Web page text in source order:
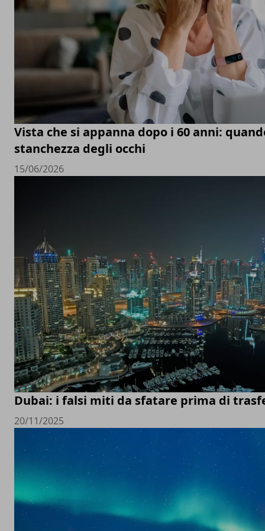
Vista che si appanna dopo i 60 anni:
stanchezza degli occhi
15/06/2026
Dubai: i falsi miti da sfatare prima di
20/11/2025